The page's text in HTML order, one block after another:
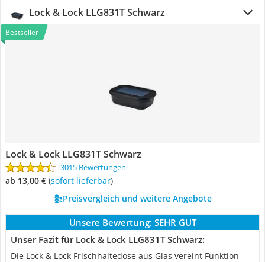
Lock & Lock LLG831T Schwarz
Bestseller
Lock & Lock LLG831T Schwarz
3015 Bewertungen
ab 13,00 € ( Sofort lieferbar)
Preisvergleich und weitere Angebote
Unsere Bewertung: SEHR GUT
Unser Fazit für Lock & Lock LLG831T Schwarz:
Die Lock & Lock Frischhaltedose aus Glas vereint Funktion